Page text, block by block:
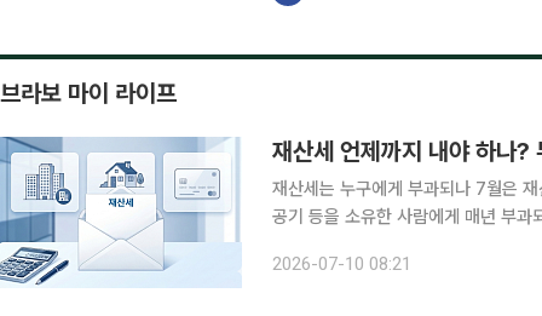
브라보 마이 라이프
재산세 언제까지 내야 하나?
재산세는 누구에게 부과되나 7월은 재산세 납부의 달이다. 재산세는 주택과 토지, 건축물, 선박, 항
공기 등을 소유한 사람에게 매년 부
세 대상자는 주택분 재산세가 20만
2026-07-10 08:21